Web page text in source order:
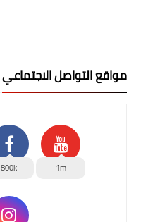
مواقع التواصل الاجتماعي
1m
800k